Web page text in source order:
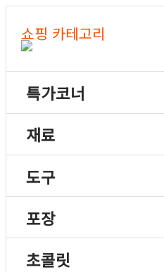
쇼핑 카테고리
특가코너
재료
도구
포장
초콜릿